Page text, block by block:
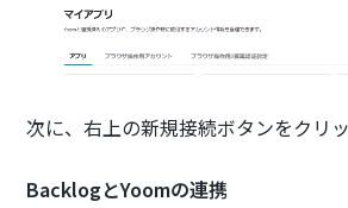
次に、右上の新規接続ボタンをクリッ
BacklogとYoomの連携